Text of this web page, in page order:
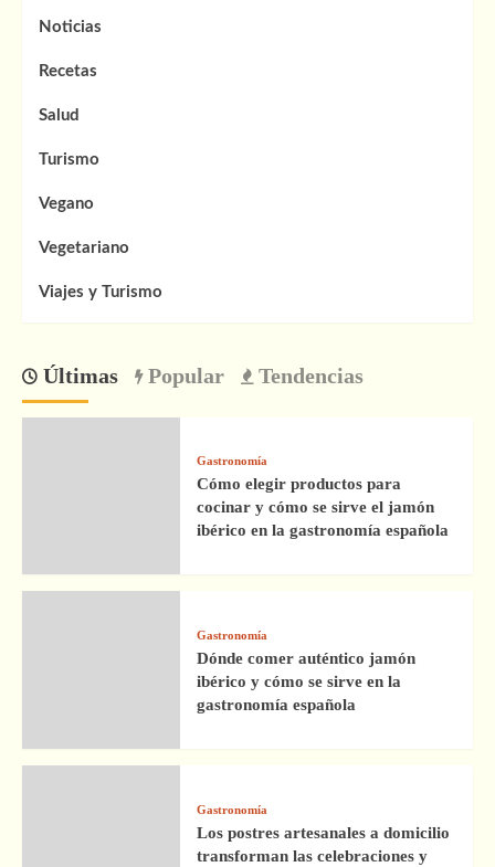
Noticias
Recetas
Salud
Turismo
Vegano
Vegetariano
Viajes y Turismo
Últimas Popular Tendencias
Gastronomía
Cómo elegir productos para
cocinar y cómo se sirve el jamón
ibérico en la gastronomía española
Gastronomía
Dónde comer auténtico jamón
ibérico y cómo se sirve en la
gastronomía española
Gastronomía
Los postres artesanales a domicilio
transforman las celebraciones y